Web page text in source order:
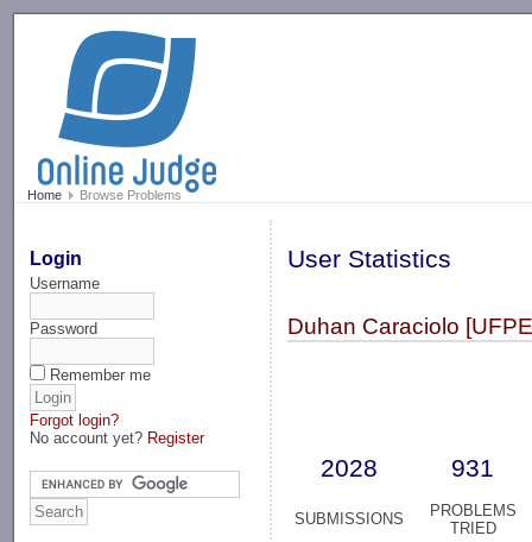
Home Browse Problems
Login
Username
Password
Remember me
Forgot login?
No account yet? Register
User Statistics
Duhan Caraciolo
2028 931
SUBMISSIONS
PROBLEMS
TRIED